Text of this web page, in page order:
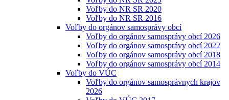
Voľby do NR SR 2020
Voľby do NR SR 2016
Voľby do orgánov samosprávy obcí
Voľby do orgánov samosprávy obcí 2026
Voľby do orgánov samosprávy obcí 2022
Voľby do orgánov samosprávy obcí 2018
Voľby do orgánov samosprávy obcí 2014
Voľby do VÚC
Voľby do orgánov samosprávnych krajov
2026